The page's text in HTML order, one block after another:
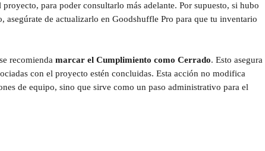
proyecto, para poder consultarlo más adelante. Por supuesto, si hubo
asegúrate de actualizarlo en Goodshuffle Pro para que tu inventario
recomienda marcar el Cumplimiento como Cerrado. Esto asegura
con el proyecto estén concluidas. Esta acción no modifica
de equipo, sino que sirve como un paso administrativo para el